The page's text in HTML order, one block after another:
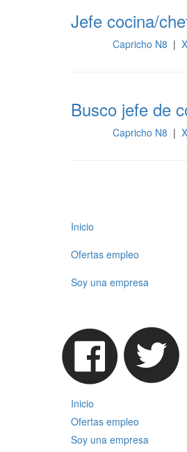
Jefe cocina/
Capricho N8 |
Busco jefe de
Capricho N8 |
Inicio
Ofertas empleo
Soy una empresa
Inicio
Ofertas empleo
Soy una empresa